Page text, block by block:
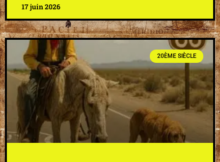
17 juin 2026
20ÈME SIÈCLE